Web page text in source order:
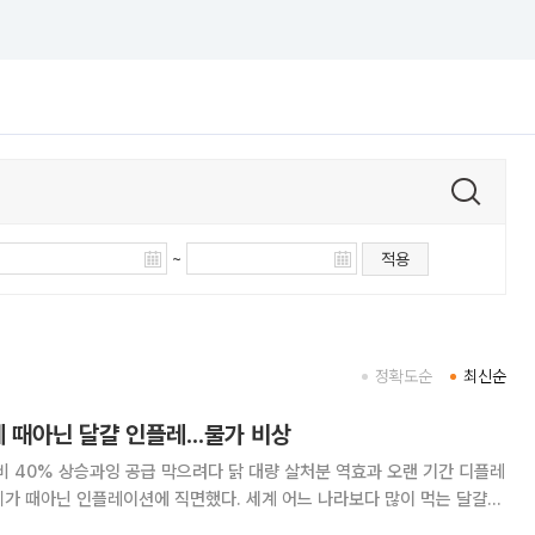
~ 적용
최신순
정확도순
때아닌 달걀 인플레...물가 비상
40% 상승과잉 공급 막으려다 닭 대량 살처분 역효과 오랜 기간 디플레
때아닌 인플레이션에 직면했다. 세계 어느 나라보다 많이 먹는 달걀에